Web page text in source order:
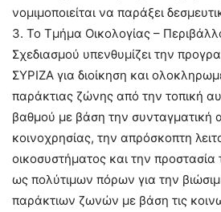
νομιμοποιείται να παράξει
3. Το Τμήμα Οικολογίας –
Σχεδιασμού υπενθυμίζει την
ΣΥΡΙΖΑ για διοίκηση και
παράκτιας ζώνης από την τοπική
βαθμού με βάση την συνταγματική
κοινοχρησίας, την απρόσκοπτη
οικοσυστήματος και την προστασία
ως πολύτιμων πόρων για την
παράκτιων ζωνών με βάση τις